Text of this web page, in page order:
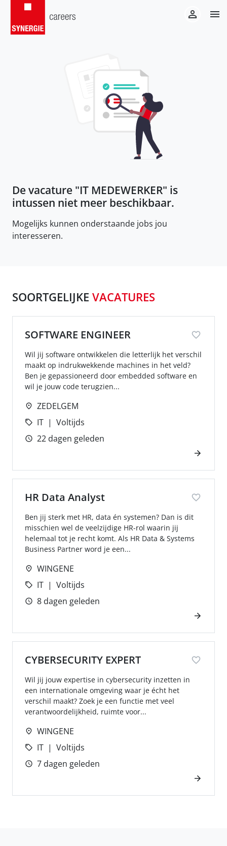
De vacature "IT MEDEWERKER" is
intussen niet meer beschikbaar.
Mogelijks kunnen onderstaande jobs jou
interesseren.
SOORTGELIJKE VACATURES
SOFTWARE ENGINEER
Wil jij software ontwikkelen die letterlijk het verschil
maakt op indrukwekkende machines in het veld?
Ben je gepassioneerd door embedded software en
wil je jouw code terugzien...
ZEDELGEM
IT
Voltijds
22 dagen geleden
HR Data Analyst
Ben jij sterk met HR, data én systemen? Dan is dit
misschien wel de veelzijdige HR-rol waarin jij
helemaal tot je recht komt. Als HR Data & Systems
Business Partner word je een...
WINGENE
IT
Voltijds
8 dagen geleden
CYBERSECURITY EXPERT
Wil jij jouw expertise in cybersecurity inzetten in
een internationale omgeving waar je écht het
verschil maakt? Zoek je een functie met veel
verantwoordelijkheid, ruimte voor...
WINGENE
IT
Voltijds
7 dagen geleden